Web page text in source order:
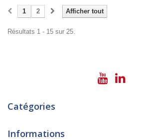
Afficher tout
1 2
Résultats 1 - 15 sur 25.
Catégories
Informations